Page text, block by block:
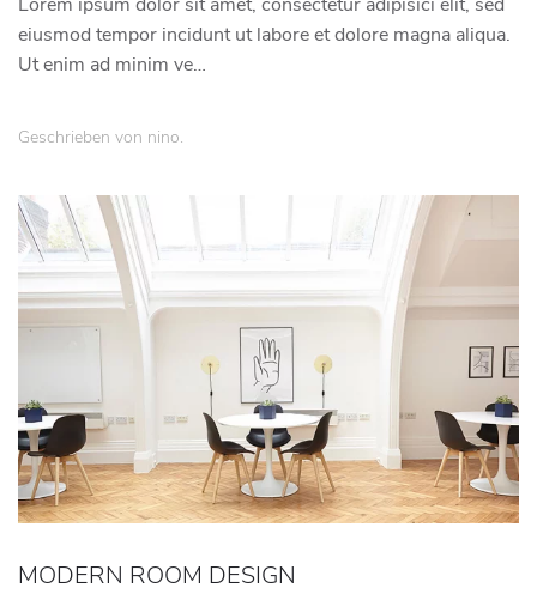
eiusmod tempor incidunt ut labore et dolore magna aliqua.
Ut enim ad minim ve…
Geschrieben von nino.
MODERN ROOM DESIGN